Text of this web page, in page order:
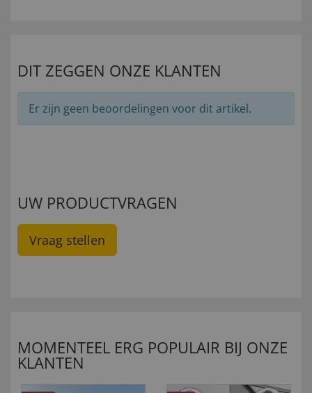
DIT ZEGGEN ONZE KLANTEN
Er zijn geen beoordelingen voor dit artikel.
UW PRODUCTVRAGEN
Vraag stellen
MOMENTEEL ERG POPULAIR BIJ ONZE
KLANTEN